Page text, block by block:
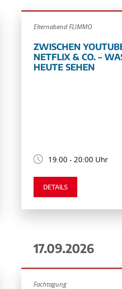
Elternabend FLIMMO
ZWISCHEN
NETFLIX & CO. –
HEUTE SEHEN
19:00 - 20:00 Uhr
DETAILS
17.09.2026
Fachtagung